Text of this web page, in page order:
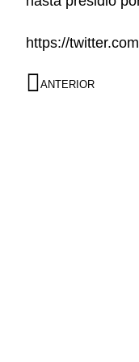
https://
ANTERIOR